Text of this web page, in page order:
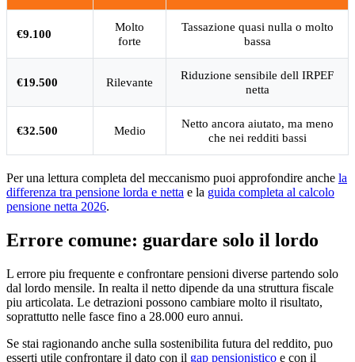
€9.100
Molto
forte
Tassazione quasi nulla o molto
bassa
€19.500 Rilevante
Riduzione sensibile dell IRPEF
netta
€32.500 Medio
Netto ancora aiutato, ma meno
che nei redditi bassi
Per una lettura completa del meccanismo puoi approfondire anche la
differenza tra pensione lorda e netta e la guida completa al calcolo
pensione netta 2026.
Errore comune: guardare solo il lordo
L errore piu frequente e confrontare pensioni diverse partendo solo
dal lordo mensile. In realta il netto dipende da una struttura fiscale
piu articolata. Le detrazioni possono cambiare molto il risultato,
soprattutto nelle fasce fino a 28.000 euro annui.
Se stai ragionando anche sulla sostenibilita futura del reddito, puo
esserti utile confrontare il dato con il gap pensionistico e con il